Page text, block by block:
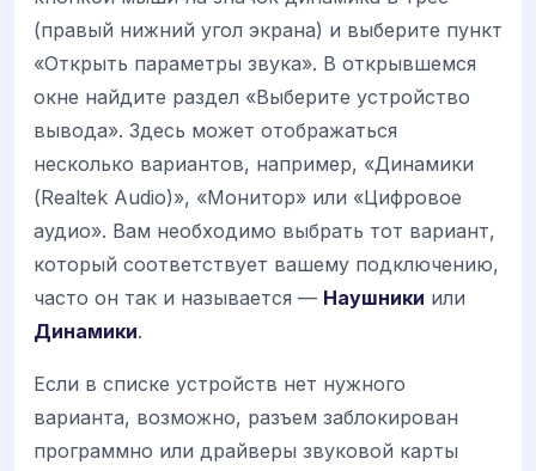
(правый нижний угол экрана) и выберите пункт
«Открыть параметры звука». В открывшемся
окне найдите раздел «Выберите устройство
вывода». Здесь может отображаться
несколько вариантов, например, «Динамики
(Realtek Audio)», «Монитор» или «Цифровое
аудио». Вам необходимо выбрать тот вариант,
который соответствует вашему подключению,
часто он так и называется — Наушники или
Динамики.
Если в списке устройств нет нужного
варианта, возможно, разъем заблокирован
программно или драйверы звуковой карты